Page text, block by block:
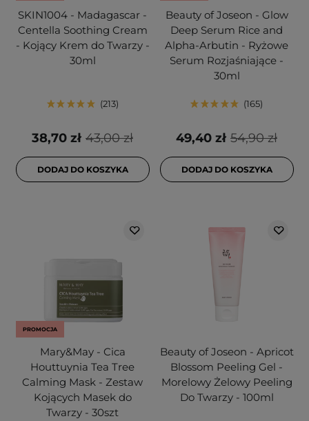
SKIN1004 - Madagascar -
Centella Soothing Cream
- Kojący Krem do Twarzy -
30ml
213
43,00 zł
38,70 zł
DODAJ DO KOSZYKA
Beauty of Joseon - Glow
Deep Serum Rice and
Alpha-Arbutin - Ryżowe
Serum Rozjaśniające -
30ml
165
54,90 zł
49,40 zł
DODAJ DO KOSZYKA
PROMOCJA
Mary&May - Cica
Houttuynia Tea Tree
Calming Mask - Zestaw
Kojących Masek do
Twarzy - 30szt
Beauty of Joseon - Apricot
Blossom Peeling Gel -
Morelowy Żelowy Peeling
Do Twarzy - 100ml